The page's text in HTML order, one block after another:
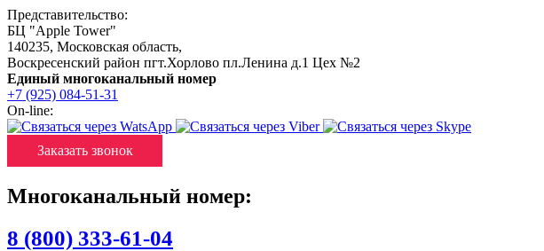
Представительство:
БЦ "Apple Tower"
140235, Московская область,
Воскресенский район пгт.Хорлово пл.Ленина д.1 Цех №2
Единый многоканальный номер
+7 (925) 084-51-31
On-line:
Заказать звонок
Многоканальный номер:
8 (800) 333-61-04